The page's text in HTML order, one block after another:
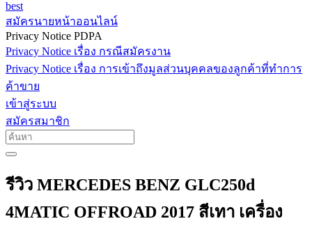
best
สมัครนายหน้าออนไลน์
Privacy Notice PDPA
Privacy Notice เรื่อง กรณีสมัครงาน
Privacy Notice เรื่อง การเข้าถึงมูลส่วนบุคคลของลูกค้าที่ทำการ
ค้าขาย
เข้าสู่ระบบ
สมัครสมาชิก
รีวิว MERCEDES BENZ GLC250d
4MATIC OFFROAD 2017 สีเทา เครื่อง